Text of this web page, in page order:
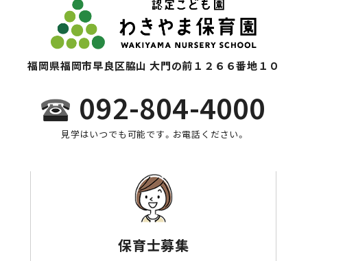
福岡県福岡市早良区脇山 大門の前１２６６番地１０
092-804-4000
見学はいつでも可能です。お電話ください。
保育士募集